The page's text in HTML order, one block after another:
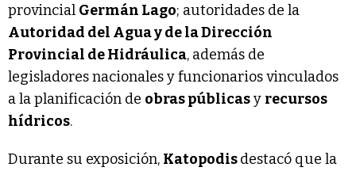
provincial Germán Lago; autoridades de la
Autoridad del Agua y de la Dirección
Provincial de Hidráulica, además de
legisladores nacionales y funcionarios vinculados
a la planificación de obras públicasy recursos
hídricos.
Durante su exposición, Katopodisdestacó que la